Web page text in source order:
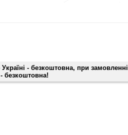
- безкоштовна, при замовленні
безкоштовна!